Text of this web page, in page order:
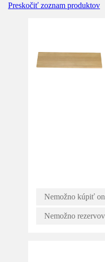
Preskočiť zoznam produktov
Nemožno kúpiť
Nemožno